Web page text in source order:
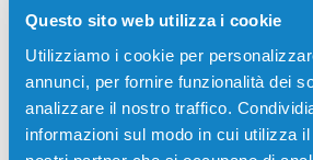
Questo sito web utilizza i cookie
Utilizziamo i cookie per
annunci, per fornire funzionalità dei
analizzare il nostro traffico.
informazioni sul modo in cui utilizza
ottenere lamassima efficienza.
nostro prodotto offerto,
compatibile HP W1106A 106A
capacità reale di 1000 pagine.